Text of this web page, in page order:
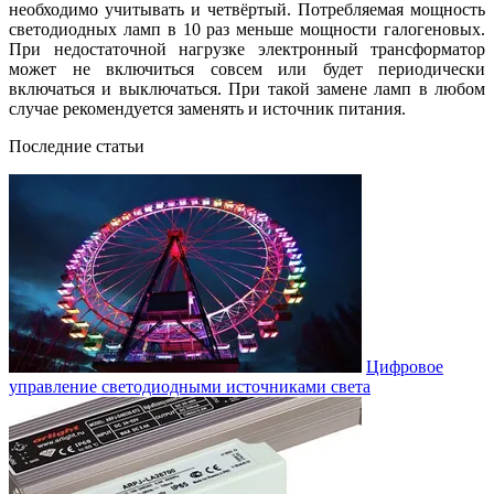
необходимо учитывать и четвёртый. Потребляемая мощность
светодиодных ламп в 10 раз меньше мощности галогеновых.
При недостаточной нагрузке электронный трансформатор
может не включиться совсем или будет периодически
включаться и выключаться. При такой замене ламп в любом
случае рекомендуется заменять и источник питания.
Последние статьи
Цифровое
управление светодиодными источниками света